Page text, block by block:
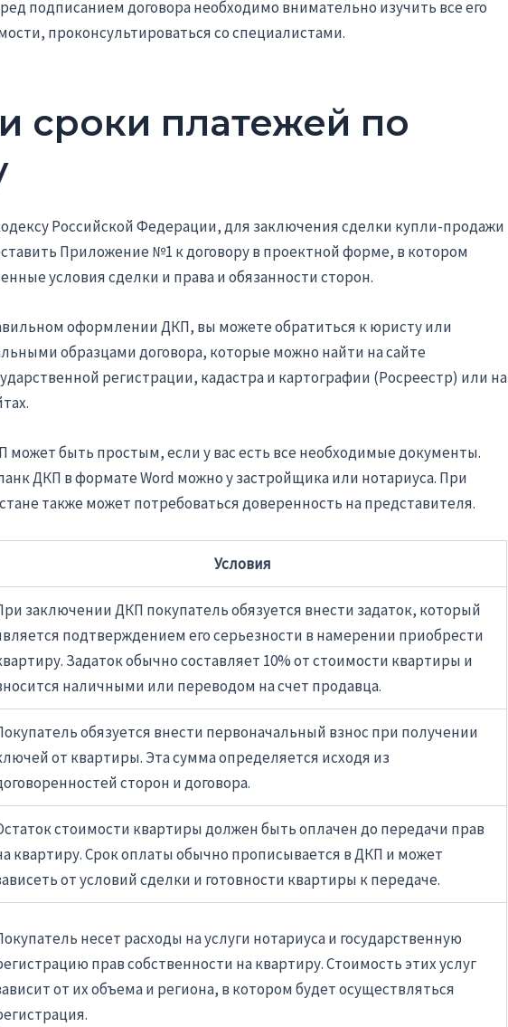
подписанием договора необходимо внимательно изучить все его
проконсультироваться со специалистами.
сроки платежей по
Российской Федерации, для заключения сделки купли-продажи
Приложение №1 к договору в проектной форме, в котором
условия сделки и права и обязанности сторон.
оформлении ДКП, вы можете обратиться к юристу или
образцами договора, которые можно найти на сайте
регистрации, кадастра и картографии (Росреестр) или на
быть простым, если у вас есть все необходимые документы.
ДКП в формате Word можно у застройщика или нотариуса. При
также может потребоваться доверенность на представителя.
Условия
заключении ДКП покупатель обязуется внести задаток, который
подтверждением его серьезности в намерении приобрести
Задаток обычно составляет 10% от стоимости квартиры и
наличными или переводом на счет продавца.
обязуется внести первоначальный взнос при получении
от квартиры. Эта сумма определяется исходя из
сторон и договора.
стоимости квартиры должен быть оплачен до передачи прав
квартиру. Срок оплаты обычно прописывается в ДКП и может
от условий сделки и готовности квартиры к передаче.
несет расходы на услуги нотариуса и государственную
прав собственности на квартиру. Стоимость этих услуг
от их объема и региона, в котором будет осуществляться